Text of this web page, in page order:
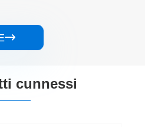

cunnessi